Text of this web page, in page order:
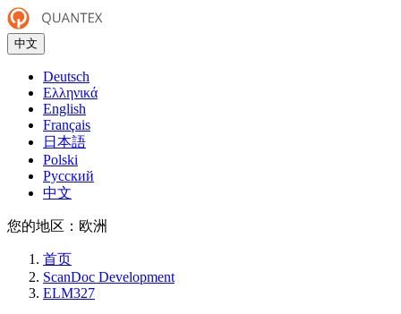
中文
Deutsch
Ελληνικά
English
Français
日本語
Polski
Русский
中文
您的地区： 欧洲
首页
ScanDoc Development
ELM327